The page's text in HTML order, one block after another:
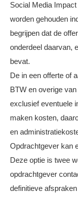
Social Media
worden gehouden
begrijpen dat de
onderdeel daarvan,
bevat.
De in een offerte of
BTW en overige
exclusief eventuele
maken kosten,
en
Opdrachtgever kan
Deze optie is twee
opdrachtgever
definitieve